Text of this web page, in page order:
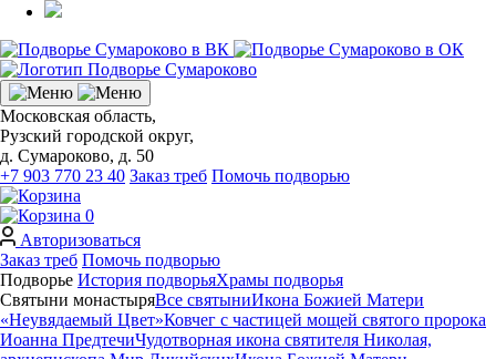
Московская область,
Рузский городской округ,
д. Сумароково, д. 50
+7 903 770 23 40 Заказ треб Помочь подворью
0
Авторизоваться
Заказ треб Помочь подворью
Подворье История подворьяХрамы подворья
Святыни монастыряВсе святыниИкона Божией Матери
«Неувядаемый Цвет»Ковчег с частицей мощей святого пророка
Иоанна ПредтечиЧудотворная икона святителя Николая,